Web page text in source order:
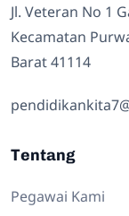
Jl. Veteran No 1
Kecamatan
Barat 41114
Tentang
Pegawai Kami